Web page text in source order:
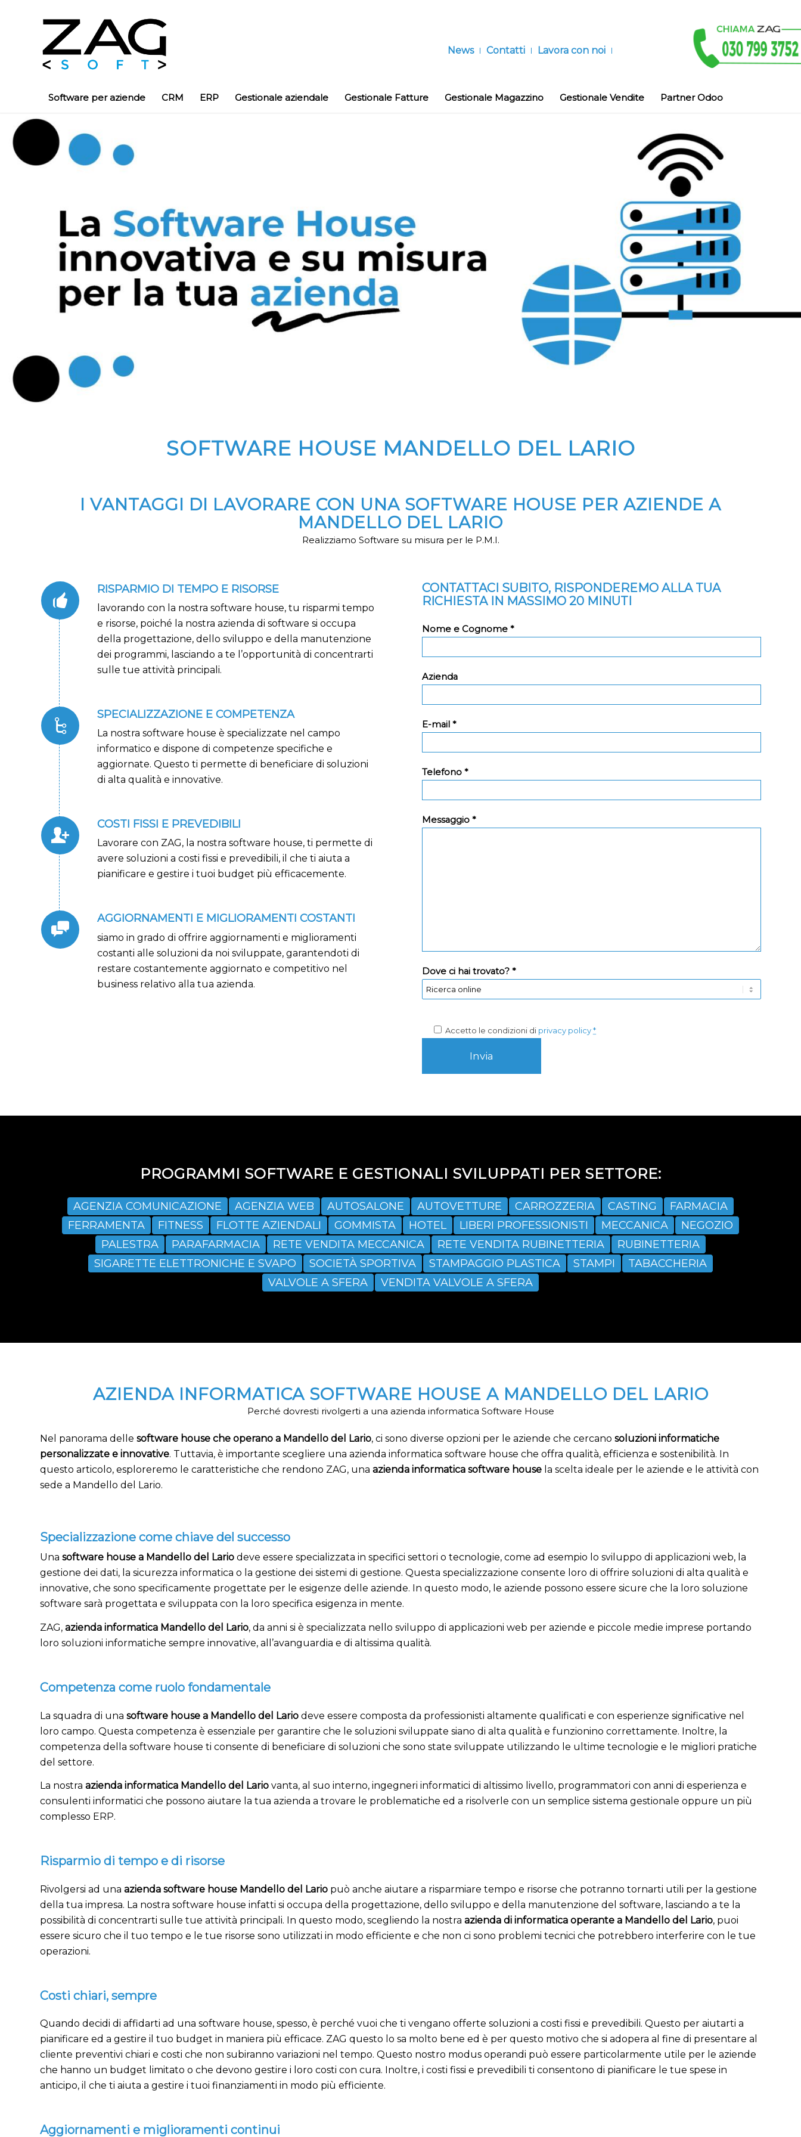
News Contatti Lavora con noi
Software per aziende CRM ERP Gestionale aziendale Gestionale Fatture Gestionale Magazzino Gestionale Vendite Partner Odoo
SOFTWARE HOUSE MANDELLO DEL LARIO
I VANTAGGI DI LAVORARE CON UNA SOFTWARE HOUSE PER AZIENDE A
MANDELLO DEL LARIO
Realizziamo Software su misura per le P.M.I.
RISPARMIO DI TEMPO E RISORSE
lavorando con la nostra software house, tu risparmi tempo
e risorse, poiché la nostra azienda di software si occupa
della progettazione, dello sviluppo e della manutenzione
dei programmi, lasciando a te l’opportunità di concentrarti
sulle tue attività principali.
SPECIALIZZAZIONE E COMPETENZA
La nostra software house è specializzate nel campo
informatico e dispone di competenze specifiche e
aggiornate. Questo ti permette di beneficiare di soluzioni
di alta qualità e innovative.
COSTI FISSI E PREVEDIBILI
Lavorare con ZAG, la nostra software house, ti permette di
avere soluzioni a costi fissi e prevedibili, il che ti aiuta a
pianificare e gestire i tuoi budget più efficacemente.
AGGIORNAMENTI E MIGLIORAMENTI COSTANTI
siamo in grado di offrire aggiornamenti e miglioramenti
costanti alle soluzioni da noi sviluppate, garantendoti di
restare costantemente aggiornato e competitivo nel
business relativo alla tua azienda.
CONTATTACI SUBITO, RISPONDEREMO ALLA TUA
RICHIESTA IN MASSIMO 20 MINUTI
Nome e Cognome *
Azienda
E-mail *
Telefono *
Messaggio *
Dove ci hai trovato? *
Accetto le condizioni di privacy policy *
PROGRAMMI SOFTWARE E GESTIONALI SVILUPPATI PER SETTORE:
AGENZIA COMUNICAZIONE AGENZIA WEB AUTOSALONE AUTOVETTURE CARROZZERIA CASTING
FARMACIA
FERRAMENTA
FITNESS FLOTTE AZIENDALI GOMMISTA HOTEL LIBERI PROFESSIONISTI MECCANICA
NEGOZIO
PALESTRA
PARAFARMACIA RETE VENDITA MECCANICA RETE VENDITA RUBINETTERIA
RUBINETTERIA
SIGARETTE ELETTRONICHE E SVAPO
SOCIETÀ SPORTIVA STAMPAGGIO PLASTICA STAMPI
TABACCHERIA
VALVOLE A SFERA
VENDITA VALVOLE A SFERA
AZIENDA INFORMATICA SOFTWARE HOUSE A MANDELLO DEL LARIO
Perché dovresti rivolgerti a una azienda informatica Software House
Nel panorama delle software house che operano a Mandello del Lario, ci sono diverse opzioni per le aziende che cercano soluzioni informatiche
personalizzate e innovative. Tuttavia, è importante scegliere una azienda informatica software house che offra qualità, efficienza e sostenibilità. In
questo articolo, esploreremo le caratteristiche che rendono ZAG, una azienda informatica software house la scelta ideale per le aziende e le attività con
sede a Mandello del Lario.
Specializzazione come chiave del successo
Una software house a Mandello del Lario deve essere specializzata in specifici settori o tecnologie, come ad esempio lo sviluppo di applicazioni web, la
gestione dei dati, la sicurezza informatica o la gestione dei sistemi di gestione. Questa specializzazione consente loro di offrire soluzioni di alta qualità e
innovative, che sono specificamente progettate per le esigenze delle aziende. In questo modo, le aziende possono essere sicure che la loro soluzione
software sarà progettata e sviluppata con la loro specifica esigenza in mente.
ZAG, azienda informatica Mandello del Lario, da anni si è specializzata nello sviluppo di applicazioni web per aziende e piccole medie imprese portando
loro soluzioni informatiche sempre innovative, all’avanguardia e di altissima qualità.
Competenza come ruolo fondamentale
La squadra di una software house a Mandello del Lario deve essere composta da professionisti altamente qualificati e con esperienze significative nel
loro campo. Questa competenza è essenziale per garantire che le soluzioni sviluppate siano di alta qualità e funzionino correttamente. Inoltre, la
competenza della software house ti consente di beneficiare di soluzioni che sono state sviluppate utilizzando le ultime tecnologie e le migliori pratiche
del settore.
La nostra azienda informatica Mandello del Lario vanta, al suo interno, ingegneri informatici di altissimo livello, programmatori con anni di esperienza e
consulenti informatici che possono aiutare la tua azienda a trovare le problematiche ed a risolverle con un semplice sistema gestionale oppure un più
complesso ERP.
Risparmio di tempo e di risorse
Rivolgersi ad una azienda software house Mandello del Lario può anche aiutare a risparmiare tempo e risorse che potranno tornarti utili per la gestione
della tua impresa. La nostra software house infatti si occupa della progettazione, dello sviluppo e della manutenzione del software, lasciando a te la
possibilità di concentrarti sulle tue attività principali. In questo modo, scegliendo la nostra azienda di informatica operante a Mandello del Lario, puoi
essere sicuro che il tuo tempo e le tue risorse sono utilizzati in modo efficiente e che non ci sono problemi tecnici che potrebbero interferire con le tue
operazioni.
Costi chiari, sempre
Quando decidi di affidarti ad una software house, spesso, è perché vuoi che ti vengano offerte soluzioni a costi fissi e prevedibili. Questo per aiutarti a
pianificare ed a gestire il tuo budget in maniera più efficace. ZAG questo lo sa molto bene ed è per questo motivo che si adopera al fine di presentare al
cliente preventivi chiari e costi che non subiranno variazioni nel tempo. Questo nostro modus operandi può essere particolarmente utile per le aziende
che hanno un budget limitato o che devono gestire i loro costi con cura. Inoltre, i costi fissi e prevedibili ti consentono di pianificare le tue spese in
anticipo, il che ti aiuta a gestire i tuoi finanziamenti in modo più efficiente.
Aggiornamenti e miglioramenti continui